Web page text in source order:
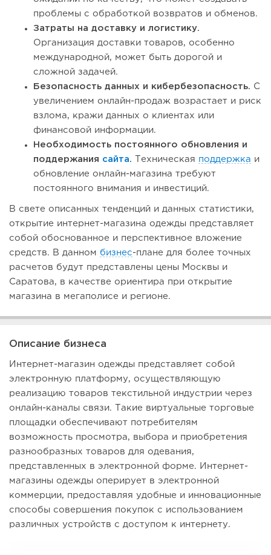
проблемы с обработкой возвратов и обменов.
Затраты на доставку и логистику.
Организация доставки товаров, особенно
международной, может быть дорогой и
сложной задачей.
Безопасность данных и кибербезопасность. С
увеличением онлайн-продаж возрастает и риск
взлома, кражи данных о клиентах или
финансовой информации.
Необходимость постоянного обновления и
поддержания сайта. Техническая поддержка и
обновление онлайн-магазина требуют
постоянного внимания и инвестиций.
В свете описанных тенденций и данных статистики,
открытие интернет-магазина одежды представляет
собой обоснованное и перспективное вложение
средств. В данном бизнес-плане для более точных
расчетов будут представлены цены Москвы и
Саратова, в качестве ориентира при открытие
магазина в мегаполисе и регионе.
Описание бизнеса
Интернет-магазин одежды представляет собой
электронную платформу, осуществляющую
реализацию товаров текстильной индустрии через
онлайн-каналы связи. Такие виртуальные торговые
площадки обеспечивают потребителям
возможность просмотра, выбора и приобретения
разнообразных товаров для одевания,
представленных в электронной форме. Интернет-
магазины одежды оперирует в электронной
коммерции, предоставляя удобные и инновационные
способы совершения покупок с использованием
различных устройств с доступом к интернету.